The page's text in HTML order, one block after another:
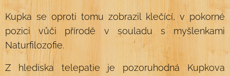
Kupka se oproti tomu zobrazil klečící, v pokorné
pozici vůči přírodě v souladu s myšlenkami
Naturfilozofie.
Z hlediska telepatie je pozoruhodná Kupkova